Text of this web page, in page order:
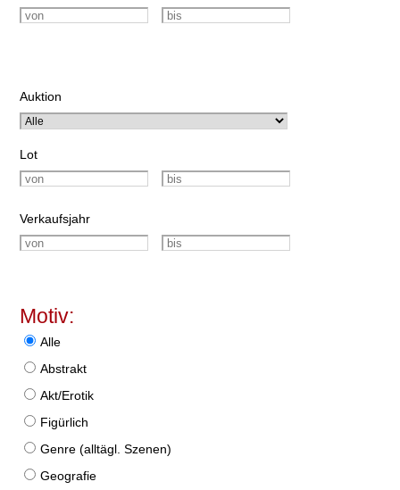
Auktion
Lot
Verkaufsjahr
Motiv:
Alle
Abstrakt
Akt/Erotik
Figürlich
Genre (alltägl. Szenen)
Geografie